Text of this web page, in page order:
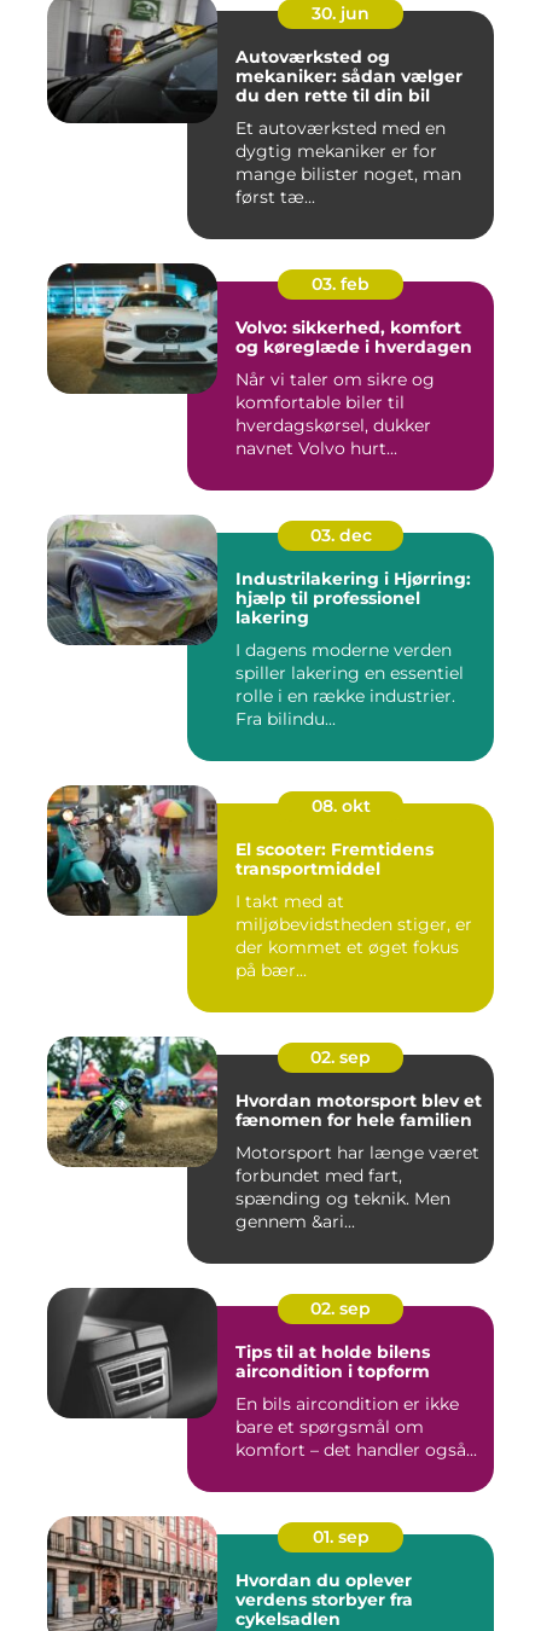
30. jun
Autoværksted og
mekaniker: sådan vælger
du den rette til din bil
Et autoværksted med en
dygtig mekaniker er for
mange bilister noget, man
først tæ...
03. feb
Volvo: sikkerhed, komfort
og køreglæde i hverdagen
Når vi taler om sikre og
komfortable biler til
hverdagskørsel, dukker
navnet Volvo hurt...
03. dec
Industrilakering i Hjørring:
hjælp til professionel
lakering
I dagens moderne verden
spiller lakering en essentiel
rolle i en række industrier.
Fra bilindu...
08. okt
El scooter: Fremtidens
transportmiddel
I takt med at
miljøbevidstheden stiger, er
der kommet et øget fokus
på bær...
02. sep
Hvordan motorsport blev et
fænomen for hele familien
Motorsport har længe været
forbundet med fart,
spænding og teknik. Men
gennem &ari...
02. sep
Tips til at holde bilens
aircondition i topform
En bils aircondition er ikke
bare et spørgsmål om
komfort – det handler også...
01. sep
Hvordan du oplever
verdens storbyer fra
cykelsadlen